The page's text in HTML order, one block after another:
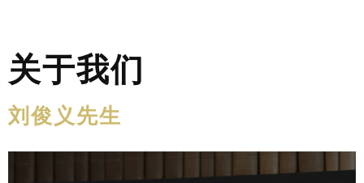
关于我们
刘俊义先生